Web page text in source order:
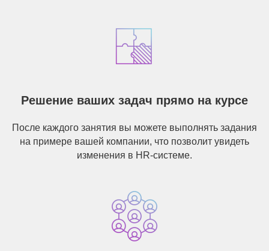
Решение ваших задач прямо на курсе
После каждого занятия вы можете выполнять задания
на примере вашей компании, что позволит увидеть
изменения в HR-системе.